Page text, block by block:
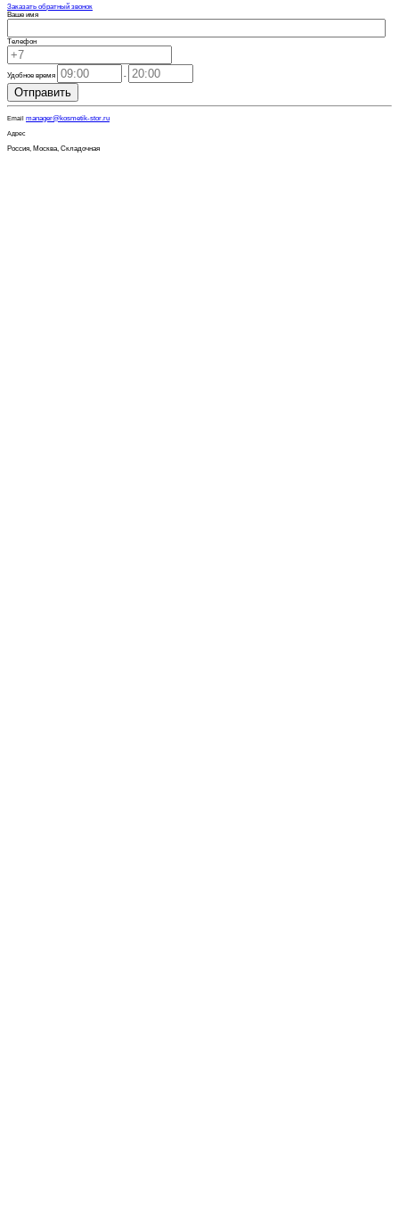
Заказать обратный звонок
Ваше имя
Телефон
Удобное время -
Отправить
Email manager@kosmetik-stor.ru
Адрес
Россия, Москва, Складочная